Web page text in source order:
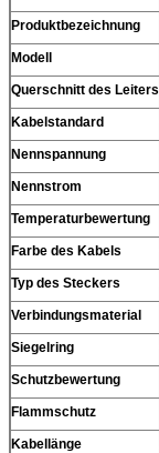
Produktbezeichnung
Modell
Querschnitt des Leiters
Kabelstandard
Nennspannung
Nennstrom
Temperaturbewertung
Farbe des Kabels
Typ des Steckers
Verbindungsmaterial
Siegelring
Schutzbewertung
Flammschutz
Kabellänge